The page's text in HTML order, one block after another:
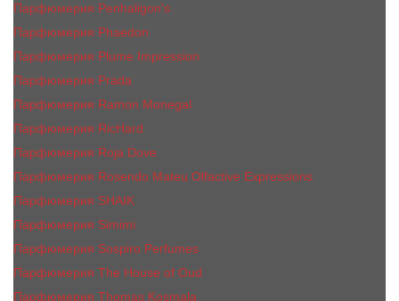
Парфюмерия Penhaligon's
Парфюмерия Phaedon
Парфюмерия Plume Impression
Парфюмерия Prada
Парфюмерия Ramon Monegal
Парфюмерия RicHard
Парфюмерия Roja Dove
Парфюмерия Rosendo Mateu Olfactive Expressions
Парфюмерия SHAIK
Парфюмерия Simimi
Парфюмерия Sospiro Perfumes
Парфюмерия The House of Oud
Парфюмерия Thomas Kosmala